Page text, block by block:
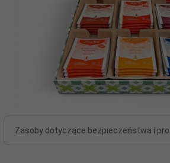
Zasoby dotyczące bezpieczeństwa i